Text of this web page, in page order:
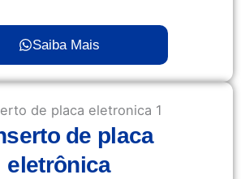
Saiba Mais
de placa
eletrônica